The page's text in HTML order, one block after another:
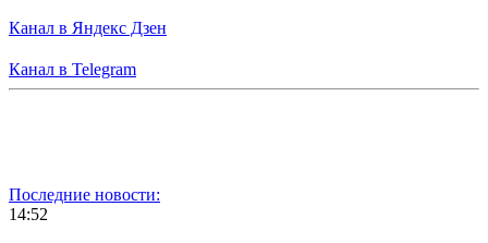
Канал в Яндекс Дзен
Канал в Telegram
Последние новости:
14:52